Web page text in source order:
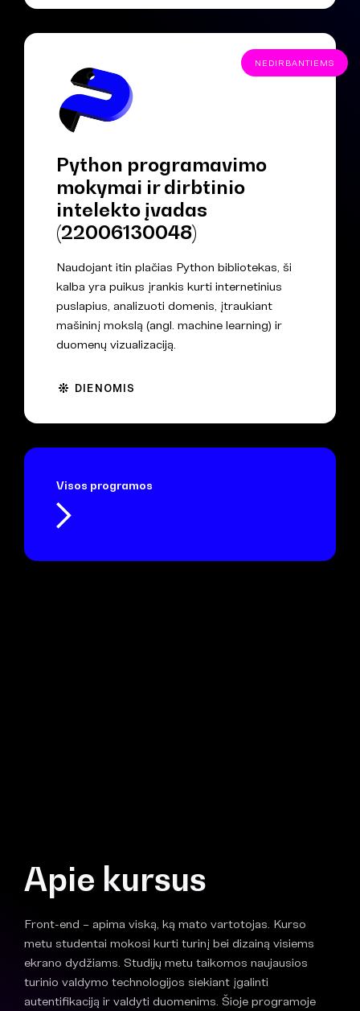
NEDIRBANTIEMS
Python programavimo
mokymai ir dirbtinio
intelekto įvadas
(22006130048)
Naudojant itin plačias Python bibliotekas, ši
kalba yra puikus įrankis kurti internetinius
puslapius, analizuoti domenis, įtraukiant
mašininį mokslą (angl. machine learning) ir
duomenų vizualizaciją.
DIENOMIS
Visos programos
Apie kursus
Front-end – apima viską, ką mato vartotojas. Kurso
metu studentai mokosi kurti turinį bei dizainą visiems
ekrano dydžiams. Studijų metu taikomos naujausios
turinio valdymo technologijos siekiant įgalinti
autentifikaciją ir valdyti duomenims. Šioje programoje